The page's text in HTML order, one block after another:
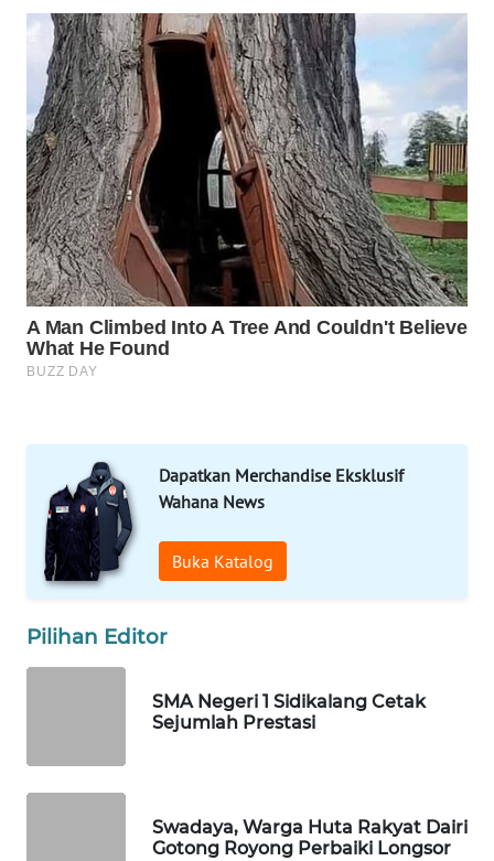
Dapatkan Merchandise Eksklusif
Wahana News
Buka Katalog
Pilihan Editor
SMA Negeri 1 Sidikalang Cetak
Sejumlah Prestasi
Swadaya, Warga Huta Rakyat Dairi
Gotong Royong Perbaiki Longsor
CO ID
WAHANANEWS
NET
WAHANA
SPORT
WAHANA
UMKM
SELEB
WAHANA
OTOMOTIF
WAHANA
HEALTH
WAHANA
DESA
WAHANA